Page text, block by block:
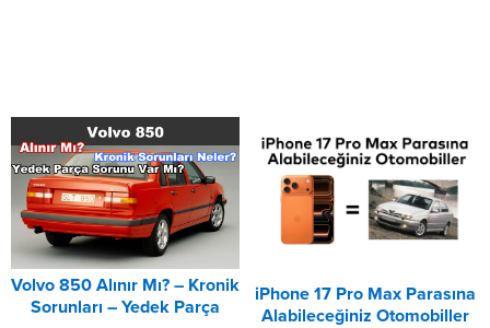
Volvo 850 Alınır Mı? – Kronik
Sorunları – Yedek Parça
iPhone 17 Pro Max Parasına
Alabileceğiniz Otomobiller